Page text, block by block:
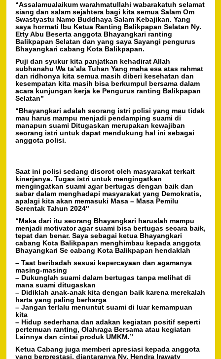
“Assalamualaikum warahmatullahi wabarakatuh selamat
siang dan salam sejahtera bagi kita semua Salam Om
Swastyastu Namo Buddhaya Salam Kebajikan. Yang
saya hormati Ibu Ketua Ranting Balikpapan Selatan Ny.
Etty Abu Beserta anggota Bhayangkari ranting
Balikpapan Selatan dan yang saya Sayangi pengurus
Bhayangkari cabang Kota Balikpapan.
Puji dan syukur kita panjatkan kehadirat Allah
subhanahu Wa ta’ala Tuhan Yang maha esa atas rahmat
dan ridhonya kita semua masih diberi kesehatan dan
kesempatan kita masih bisa berkumpul bersama dalam
acara kunjungan kerja ke Pengurus ranting Balikpapan
Selatan”
“Bhayangkari adalah seorang istri polisi yang mau tidak
mau harus mampu menjadi pendamping suami di
manapun suami Ditugaskan merupakan kewajiban
seorang istri untuk dapat mendukung hal ini sebagai
anggota polisi.
Saat ini polisi sedang disorot oleh masyarakat terkait
kinerjanya. Tugas istri untuk mengingatkan
mengingatkan suami agar bertugas dengan baik dan
sabar dalam menghadapi masyarakat yang Demokratis,
apalagi kita akan memasuki Masa – Masa Pemilu
Serentak Tahun 2024″
“Maka dari itu seorang Bhayangkari haruslah mampu
menjadi motivator agar suami bisa bertugas secara baik,
tepat dan benar. Saya sebagai ketua Bhayangkari
cabang Kota Balikpapan menghimbau kepada anggota
Bhayangkari Se cabang Kota Balikpapan hendaklah
– Taat beribadah sesuai kepercayaan dan agamanya
masing-masing
– Dukunglah suami dalam bertugas tanpa melihat di
mana suami ditugaskan
– Didiklah anak-anak kita dengan baik karena merekalah
harta yang paling berharga
– Jangan terlalu menuntut suami di luar kemampuan
kita
– Hidup sederhana dan adakan kegiatan positif seperti
pertemuan ranting, Olahraga Bersama atau kegiatan
Lainnya dan cintai produk UMKM.”
Ketua Cabang juga memberi apresiasi kepada anggota
yang berprestasi, diantaranya Ny. Hendra Irawaty